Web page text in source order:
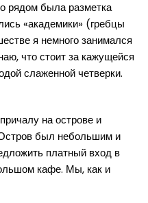
рядом была разметка
«академики» (гребцы
я немного занимался
что стоит за кажущейся
слаженной четверки.
на острове и
был небольшим и
платный вход в
кафе. Мы, как и